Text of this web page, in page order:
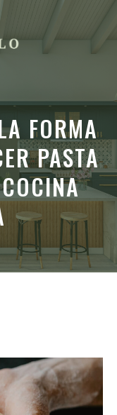
FORMA
PASTA